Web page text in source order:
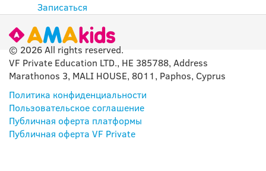
Записаться
© 2026 All rights reserved.
VF Private Education LTD., HE 385788, Address
Marathonos 3, MALI HOUSE, 8011, Paphos, Cyprus
Политика конфиденциальности
Пользовательское соглашение
Публичная оферта платформы
Публичная оферта VF Private